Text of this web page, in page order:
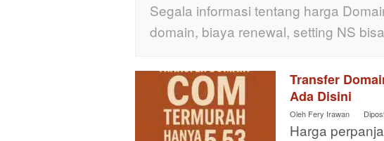
Segala informasi tentang harga
domain, biaya renewal, setting NS
Transfer
Ada Disini
Oleh Fery Irawan
Harga